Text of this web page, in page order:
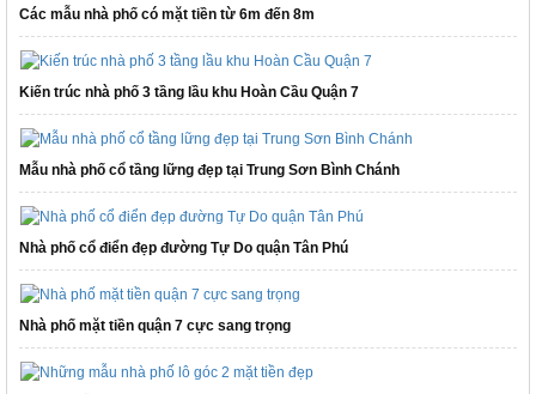
Các mẫu nhà phố có mặt tiền từ 6m đến 8m
Kiến trúc nhà phố 3 tầng lầu khu Hoàn Cầu Quận 7
Mẫu nhà phố cổ tầng lững đẹp tại Trung Sơn Bình Chánh
Nhà phố cổ điển đẹp đường Tự Do quận Tân Phú
Nhà phố mặt tiền quận 7 cực sang trọng